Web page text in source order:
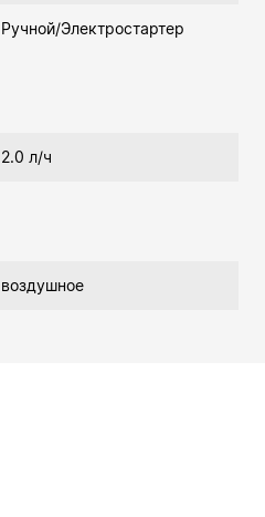
Ручной/Электростартер
2.0 л/ч
воздушное